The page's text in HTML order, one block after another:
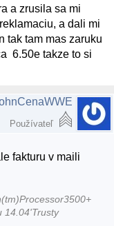
a zrusila sa mi
a dali mi
tak tam mas zaruku
6.50e takze to si
Používateľ
fakturu v maili
14.04'Trusty